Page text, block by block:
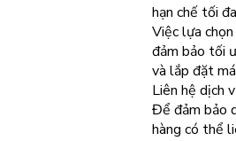
hạn chế tối
Việc lựa chọn
đảm bảo tối
và lắp đặt
Liên hệ dịch
Để đảm bảo
hàng có thể